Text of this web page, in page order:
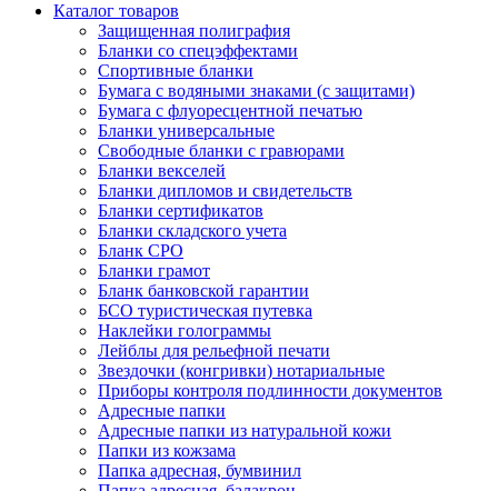
Каталог товаров
Защищенная полиграфия
Бланки со спецэффектами
Спортивные бланки
Бумага с водяными знаками (с защитами)
Бумага с флуоресцентной печатью
Бланки универсальные
Свободные бланки с гравюрами
Бланки векселей
Бланки дипломов и свидетельств
Бланки сертификатов
Бланки складского учета
Бланк СРО
Бланки грамот
Бланк банковской гарантии
БСО туристическая путевка
Наклейки голограммы
Лейблы для рельефной печати
Звездочки (конгривки) нотариальные
Приборы контроля подлинности документов
Адресные папки
Адресные папки из натуральной кожи
Папки из кожзама
Папка адресная, бумвинил